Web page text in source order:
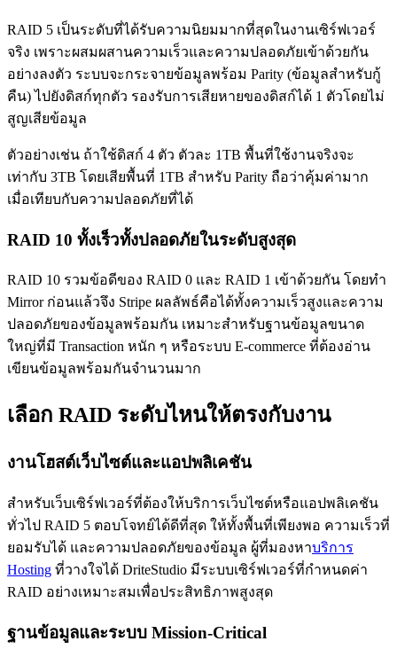
RAID 5 เป็นระดับที่ได้รับความนิยมมากที่สุดในงานเซิร์ฟเวอร์
จริง เพราะผสมผสานความเร็วและความปลอดภัยเข้าด้วยกัน
อย่างลงตัว ระบบจะกระจายข้อมูลพร้อม Parity (ข้อมูลสำหรับกู้
คืน) ไปยังดิสก์ทุกตัว รองรับการเสียหายของดิสก์ได้ 1 ตัวโดยไม่
สูญเสียข้อมูล
ตัวอย่างเช่น ถ้าใช้ดิสก์ 4 ตัว ตัวละ 1TB พื้นที่ใช้งานจริงจะ
เท่ากับ 3TB โดยเสียพื้นที่ 1TB สำหรับ Parity ถือว่าคุ้มค่ามาก
เมื่อเทียบกับความปลอดภัยที่ได้
RAID 10 ทั้งเร็วทั้งปลอดภัยในระดับสูงสุด
RAID 10 รวมข้อดีของ RAID 0 และ RAID 1 เข้าด้วยกัน โดยทำ
Mirror ก่อนแล้วจึง Stripe ผลลัพธ์คือได้ทั้งความเร็วสูงและความ
ปลอดภัยของข้อมูลพร้อมกัน เหมาะสำหรับฐานข้อมูลขนาด
ใหญ่ที่มี Transaction หนัก ๆ หรือระบบ E-commerce ที่ต้องอ่าน
เขียนข้อมูลพร้อมกันจำนวนมาก
เลือก RAID ระดับไหนให้ตรงกับงาน
งานโฮสต์เว็บไซต์และแอปพลิเคชัน
สำหรับเว็บเซิร์ฟเวอร์ที่ต้องให้บริการเว็บไซต์หรือแอปพลิเคชัน
ทั่วไป RAID 5 ตอบโจทย์ได้ดีที่สุด ให้ทั้งพื้นที่เพียงพอ ความเร็วที่
ยอมรับได้ และความปลอดภัยของข้อมูล ผู้ที่มองหาบริการ
Hosting ที่วางใจได้ DriteStudio มีระบบเซิร์ฟเวอร์ที่กำหนดค่า
RAID อย่างเหมาะสมเพื่อประสิทธิภาพสูงสุด
ฐานข้อมูลและระบบ Mission-Critical